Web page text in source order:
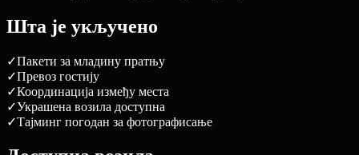
Шта је укључено
✓Пакети за младину пратњу
✓Превоз гостију
✓Координација између места
✓Украшена возила доступна
✓Тајминг погодан за фотографисање